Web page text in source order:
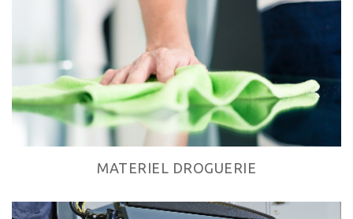
MATERIEL DROGUERIE